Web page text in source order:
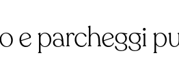
e parcheggi